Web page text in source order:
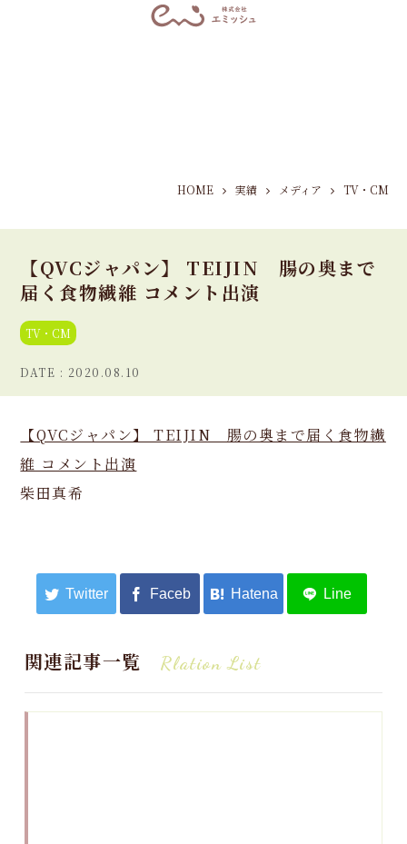
HOME 実績 メディア TV・CM
【QVCジャパン】 TEIJIN 腸の奥まで
届く食物繊維 コメント出演
TV・CM
2020.08.10
【QVCジャパン】 TEIJIN 腸の奥まで届く食物繊
維 コメント出演
柴田真希
関連記事一覧 Rlation List